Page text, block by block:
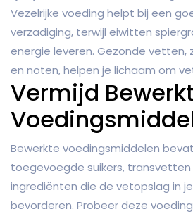
Vezelrijke voeding helpt bij een
verzadiging, terwijl eiwitten
energie leveren. Gezonde vetten,
en noten, helpen je lichaam om
Vermijd
Bewerkte voedingsmiddelen
toegevoegde suikers,
ingrediënten die de vetopslag in je
bevorderen. Probeer deze